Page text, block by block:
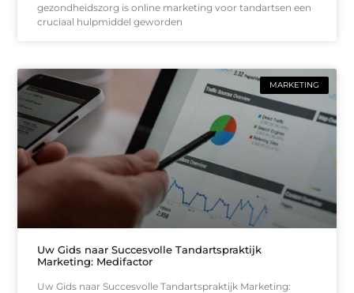
gezondheidszorg is online marketing voor tandartsen een
cruciaal hulpmiddel geworden
MARKETING
Uw Gids naar Succesvolle Tandartspraktijk
Marketing: Medifactor
Uw Gids naar Succesvolle Tandartspraktijk Marketing: